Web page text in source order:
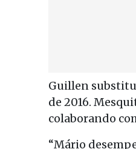
Guillen
de 2016.
colaborando
“Mário